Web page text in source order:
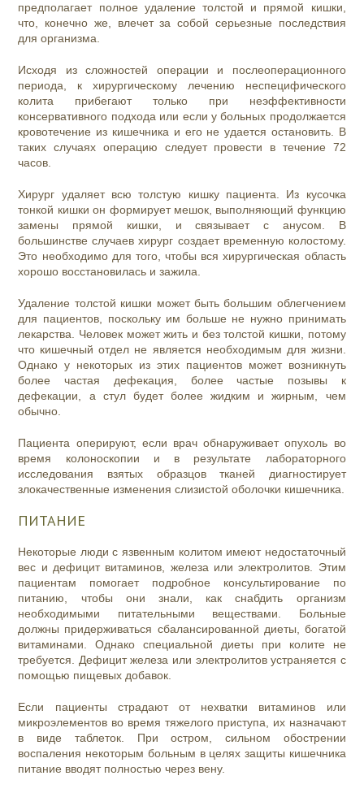
предполагает полное удаление толстой и прямой кишки,
что, конечно же, влечет за собой серьезные последствия
для организма.
Исходя из сложностей операции и послеоперационного
периода, к хирургическому лечению неспецифического
колита прибегают только при неэффективности
консервативного подхода или если у больных продолжается
кровотечение из кишечника и его не удается остановить. В
таких случаях операцию следует провести в течение 72
часов.
Хирург удаляет всю толстую кишку пациента. Из кусочка
тонкой кишки он формирует мешок, выполняющий функцию
замены прямой кишки, и связывает с анусом. В
большинстве случаев хирург создает временную колостому.
Это необходимо для того, чтобы вся хирургическая область
хорошо восстановилась и зажила.
Удаление толстой кишки может быть большим облегчением
для пациентов, поскольку им больше не нужно принимать
лекарства. Человек может жить и без толстой кишки, потому
что кишечный отдел не является необходимым для жизни.
Однако у некоторых из этих пациентов может возникнуть
более частая дефекация, более частые позывы к
дефекации, а стул будет более жидким и жирным, чем
обычно.
Пациента оперируют, если врач обнаруживает опухоль во
время колоноскопии и в результате лабораторного
исследования взятых образцов тканей диагностирует
злокачественные изменения слизистой оболочки кишечника.
ПИТАНИЕ
Некоторые люди с язвенным колитом имеют недостаточный
вес и дефицит витаминов, железа или электролитов. Этим
пациентам помогает подробное консультирование по
питанию, чтобы они знали, как снабдить организм
необходимыми питательными веществами. Больные
должны придерживаться сбалансированной диеты, богатой
витаминами. Однако специальной диеты при колите не
требуется. Дефицит железа или электролитов устраняется с
помощью пищевых добавок.
Если пациенты страдают от нехватки витаминов или
микроэлементов во время тяжелого приступа, их назначают
в виде таблеток. При остром, сильном обострении
воспаления некоторым больным в целях защиты кишечника
питание вводят полностью через вену.